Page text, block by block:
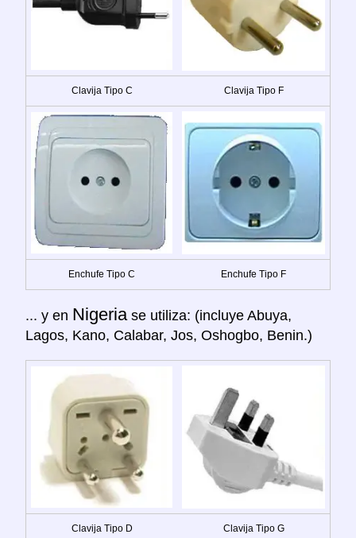
Clavija Tipo C Clavija Tipo F
Enchufe Tipo C Enchufe Tipo F
... y en Nigeria se utiliza: (incluye Abuya,
Lagos, Kano, Calabar, Jos, Oshogbo, Benin.)
Clavija Tipo D Clavija Tipo G